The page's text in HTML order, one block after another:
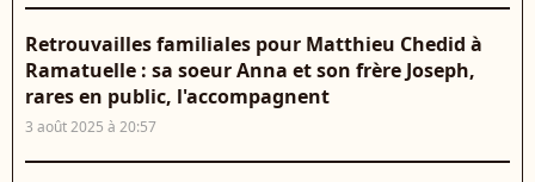
Retrouvailles familiales pour Matthieu Chedid à
Ramatuelle : sa soeur Anna et son frère Joseph,
rares en public, l'accompagnent
3 août 2025 à 20:57